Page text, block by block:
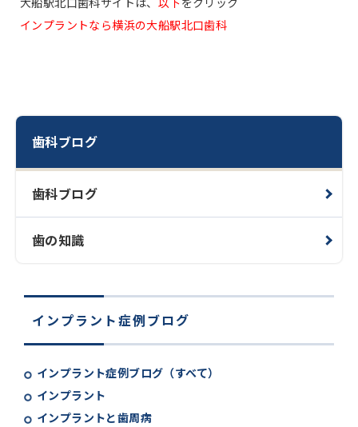
歯科ブログ
歯科ブログ
歯の知識
インプラント症例ブログ
インプラント症例ブログ（すべて）
インプラント
インプラントと歯周病
インプラントなら横浜の大船駅北口歯科